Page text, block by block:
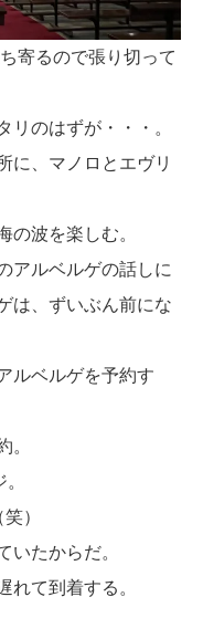
寄るので張り切って
リのはずが・・・。
に、マノロとエヴリ
の波を楽しむ。
アルベルゲの話しに
は、ずいぶん前にな
ルベルゲを予約す
。
）
いたからだ。
れて到着する。